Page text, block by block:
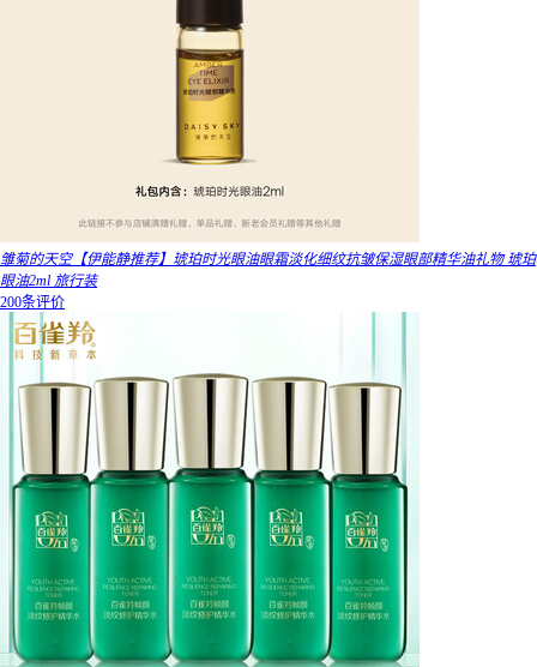
雏菊的天空【伊能静推荐】琥珀时光眼油眼霜淡化细纹抗皱保湿眼部精华油礼物 琥珀
眼油2ml 旅行装
200条评价